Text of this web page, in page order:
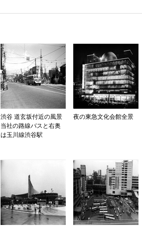
渋谷 道玄坂付近の風景
当社の路線バスと右奥
は玉川線渋谷駅
夜の東急文化会館全景